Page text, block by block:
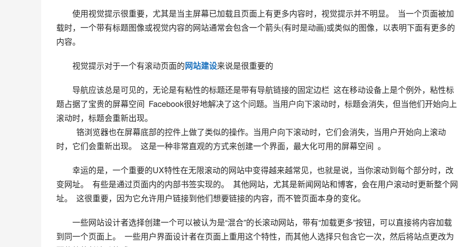
使用视觉提示很重要，尤其是当主屏幕已加载且页面上有更多内容时，视觉提示并不明显。  当一个页面被加
载时，一个带有标题图像或视觉内容的网站通常会包含一个箭头(有时是动画)或类似的图像，以表明下面有更多的
内容。
视觉提示对于一个有滚动页面的网站建设来说是很重要的
导航应该总是可见的，无论是有粘性的标题还是带有导航链接的固定边栏  这在移动设备上是个例外，粘性标
题占据了宝贵的屏幕空间  Facebook很好地解决了这个问题。当用户向下滚动时，标题会消失，但当他们开始向上
滚动时，标题会重新出现。
时，它们会重新出现。  这是一种非常直观的方式来创建一个界面，最大化可用的屏幕空间  。
幸运的是，一个重要的UX特性在无限滚动的网站中变得越来越常见，也就是说，当你滚动到每个部分时，改
变网址。  有些是通过页面内的内部书签实现的。  其他网站，尤其是新闻网站和博客，会在用户滚动时更新整个网
址。  这很重要，因为它允许用户链接到他们想要链接的内容，而不管页面本身的变化。
一些网站设计者选择创建一个可以被认为是“混合”的长滚动网站，带有“加载更多”按钮，可以直接将内容加载
到同一个页面上。  一些用户界面设计者在页面上重用这个特性，而其他人选择只包含它一次，然后将站点更改为